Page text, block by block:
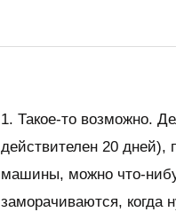
1. Такое-то возможно.
действителен 20 дней),
машины, можно что-
заморачиваются, когда